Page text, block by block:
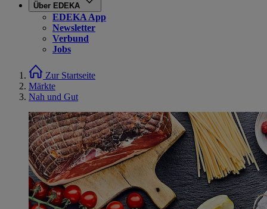
Über EDEKA
EDEKA App
Newsletter
Verbund
Jobs
Zur Startseite
Märkte
Nah und Gut